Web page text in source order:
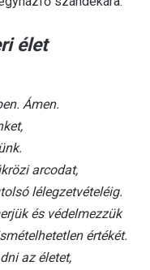
élet
Ámen.
arcodat,
lélegzetvételéig.
és védelmezzük
értékét.
az életet,